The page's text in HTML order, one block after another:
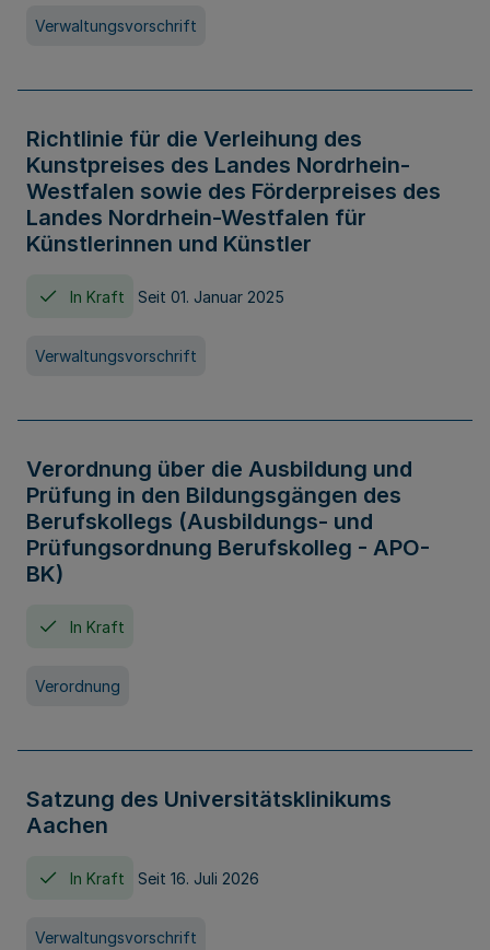
Verwaltungsvorschrift
Richtlinie für die Verleihung des
Kunstpreises des Landes Nordrhein-
Westfalen sowie des Förderpreises des
Landes Nordrhein-Westfalen für
Künstlerinnen und Künstler
In Kraft Seit 01. Januar 2025
Verwaltungsvorschrift
Verordnung über die Ausbildung und
Prüfung in den Bildungsgängen des
Berufskollegs (Ausbildungs- und
Prüfungsordnung Berufskolleg - APO-
BK)
In Kraft
Verordnung
Satzung des Universitätsklinikums
Aachen
In Kraft Seit 16. Juli 2026
Verwaltungsvorschrift